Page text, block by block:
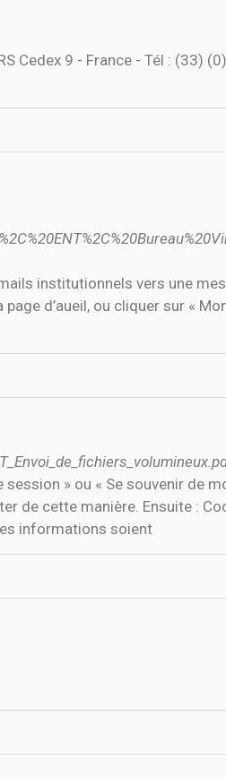
Cedex 9 - France - Tél : (33)
institutionnels vers une
d’aueil, ou cliquer sur «
» ou « Se souvenir de
cette manière. Ensuite :
informations soient